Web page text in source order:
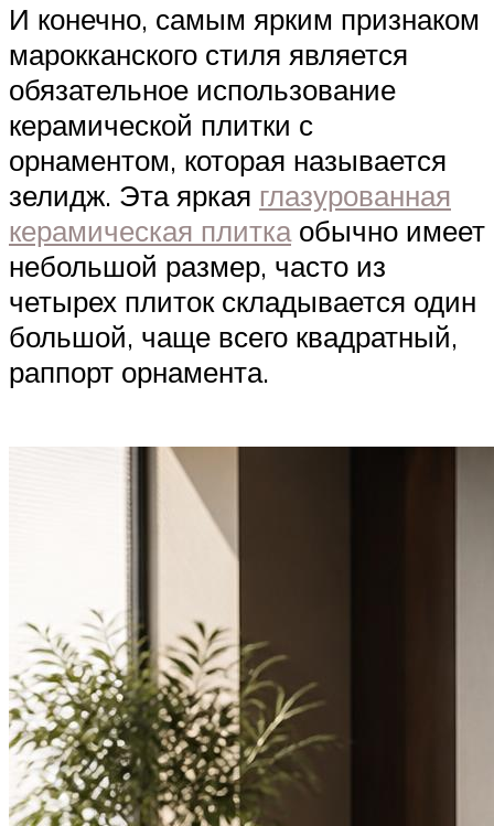
И конечно, самым ярким признаком
марокканского стиля является
обязательное использование
керамической плитки с
орнаментом, которая называется
зелидж. Эта яркая глазурованная
керамическая плиткаобычно имеет
небольшой размер, часто из
четырех плиток складывается один
большой, чаще всего квадратный,
раппорт орнамента.